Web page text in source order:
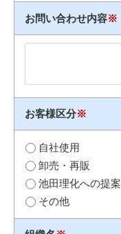
お問い合わせ内容※
お客様区分※
自社使用
卸売・再販
池田理化への提案
その他